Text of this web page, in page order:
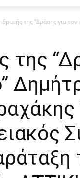
της “Δράσης για
της